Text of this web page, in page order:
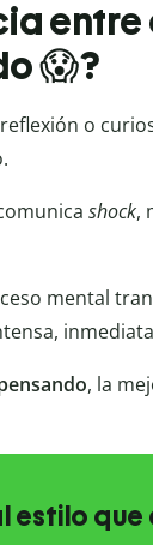
😱?
o
shock,
mental
, la
estilo